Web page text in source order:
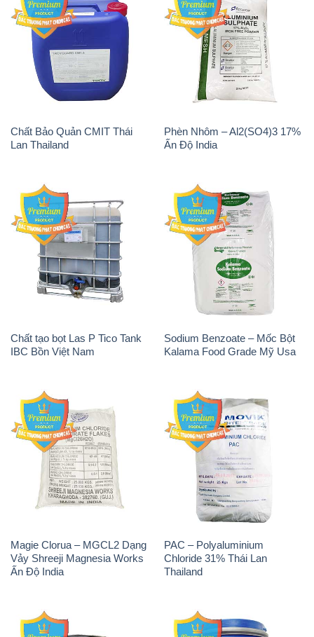
Chất Bảo Quản CMIT Thái
Lan Thailand
Phèn Nhôm – Al2(SO4)3 17%
Ấn Độ India
Chất tạo bọt Las P Tico Tank
IBC Bồn Việt Nam
Sodium Benzoate – Mốc Bột
Kalama Food Grade Mỹ Usa
Magie Clorua – MGCL2 Dạng
Vảy Shreeji Magnesia Works
Ấn Độ India
PAC – Polyaluminium
Chloride 31% Thái Lan
Thailand